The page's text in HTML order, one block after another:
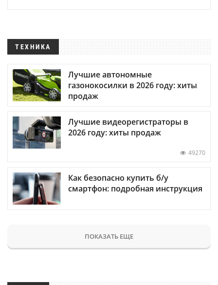
ТЕХНИКА
Лучшие автономные
газонокосилки в 2026 году: хиты
продаж
Лучшие видеорегистраторы в
2026 году: хиты продаж
49270
Как безопасно купить б/у
смартфон: подробная инструкция
ПОКАЗАТЬ ЕЩЕ